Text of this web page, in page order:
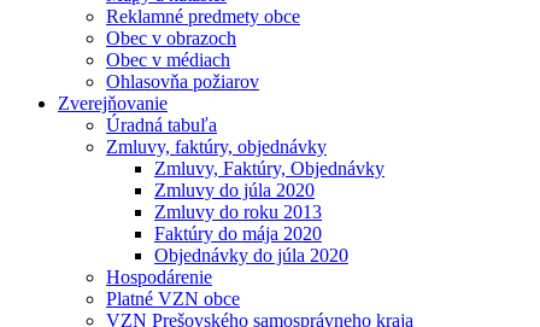
Reklamné predmety obce
Obec v obrazoch
Obec v médiach
Ohlasovňa požiarov
Zverejňovanie
Úradná tabuľa
Zmluvy, faktúry, objednávky
Zmluvy, Faktúry, Objednávky
Zmluvy do júla 2020
Zmluvy do roku 2013
Faktúry do mája 2020
Objednávky do júla 2020
Hospodárenie
Platné VZN obce
VZN Prešovského samosprávneho kraja